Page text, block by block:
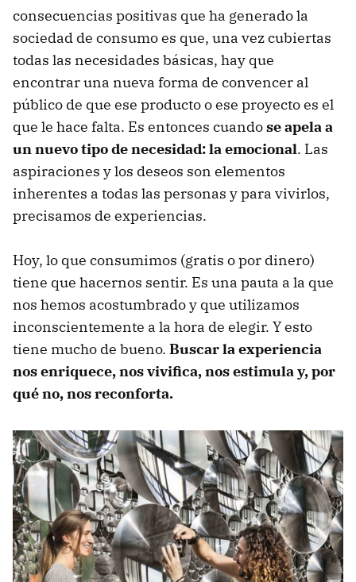
consecuencias positivas que ha generado la
sociedad de consumo es que, una vez cubiertas
todas las necesidades básicas, hay que
encontrar una nueva forma de convencer al
público de que ese producto o ese proyecto es el
que le hace falta. Es entonces cuandose apela a
un nuevo tipo de necesidad: la emocional. Las
aspiraciones y los deseos son elementos
inherentes a todas las personas y para vivirlos,
precisamos de experiencias.
Hoy, lo que consumimos (gratis o por dinero)
tiene que hacernos sentir. Es una pauta a la que
nos hemos acostumbrado y que utilizamos
inconscientemente a la hora de elegir. Y esto
tiene mucho de bueno. Buscar la experiencia
nos enriquece, nos vivifica, nos estimula y, por
qué no, nos reconforta.